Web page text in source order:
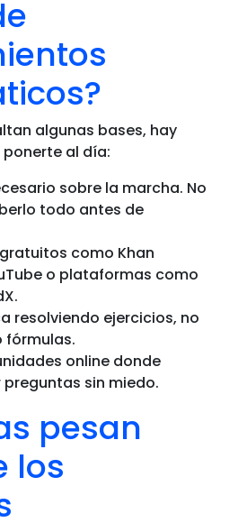
algunas bases, hay
al día:
sobre la marcha. No
todo antes de
como Khan
o plataformas como
resolviendo ejercicios, no
fórmulas.
online donde
sin miedo.
pesan
los